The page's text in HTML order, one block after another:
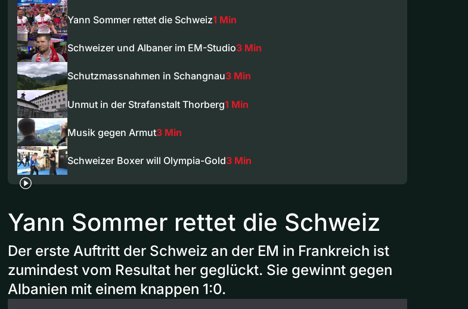
Yann Sommer rettet die Schweiz1 Min
Schweizer und Albaner im EM-Studio3 Min
Schutzmassnahmen in Schangnau3 Min
Unmut in der Strafanstalt Thorberg1 Min
Musik gegen Armut3 Min
Schweizer Boxer will Olympia-Gold3 Min
Yann Sommer rettet die Schweiz
Der erste Auftritt der Schweiz an der EM in Frankreich ist
zumindest vom Resultat her geglückt. Sie gewinnt gegen
Albanien mit einem knappen 1:0.